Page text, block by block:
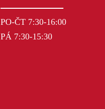
PO-ČT 7:30-16:00
PÁ 7:30-15:30